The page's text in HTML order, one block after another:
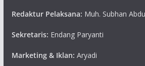
Redaktur Pelaksana: Muh. Subhan
Sekretaris: Endang Paryanti
Marketing & Iklan: Aryadi